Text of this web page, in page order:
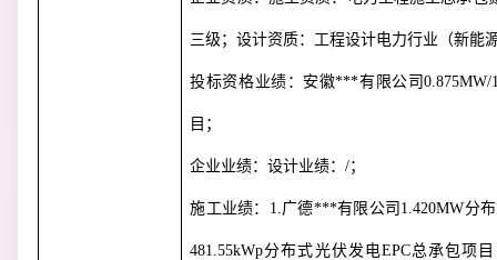
三级；设计资质：工程设计电力行业（新能
投标资格业绩：安徽***有限公司0.875MW/
目；
企业业绩：设计业绩：/；
施工业绩： 1. 广德***有限公司 1.420MW分
481.55kWp分布式光伏发电EPC总承包项目